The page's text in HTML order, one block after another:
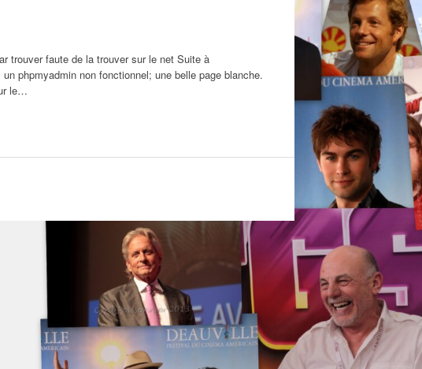
trouver faute de la trouver sur le net Suite à
phpmyadmin non fonctionnel; une belle page blanche.
le…